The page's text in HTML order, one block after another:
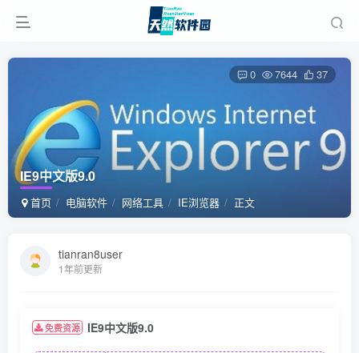
IE9中文版9.0
首页 电脑软件 网络工具 IE浏览器 正文
0 7644 37
tianran8user
1年前更新
免费资源 IE9中文版9.0